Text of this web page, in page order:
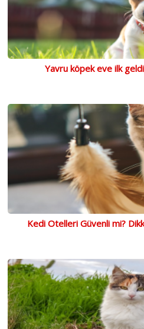
Yavru köpek eve ilk
Kedi Otelleri Güvenli mi?